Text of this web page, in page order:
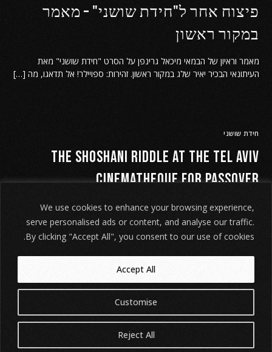
We use cookies to enhance your browsing experience,
serve personalised ads or content, and analyse our traffic.
By clicking "Accept All", you consent to our use of cookies.
Customise
Reject All
Accept All
פיצוח אחר ל"חידת שושני" – מאמר
במקור ראשון
מאמר וראיון של הבמאי מיכאל גרינפן על הסרט "חידת שושני" מאת
העיתונאי הבכיר יאיר שלג במקור ראשון. זהירות: ספויילר! אל תדאגו, מה […]
חידת שושני
The Shoshani Riddle at the Tel Aviv
cinematheque for Passover
What are you doing for Pessah in Israel? There are more
screenings of "The Shoshani Riddle" (חידת שושני) at the Tel
Aviv […]
מיוצר על ידיTobeweb
.